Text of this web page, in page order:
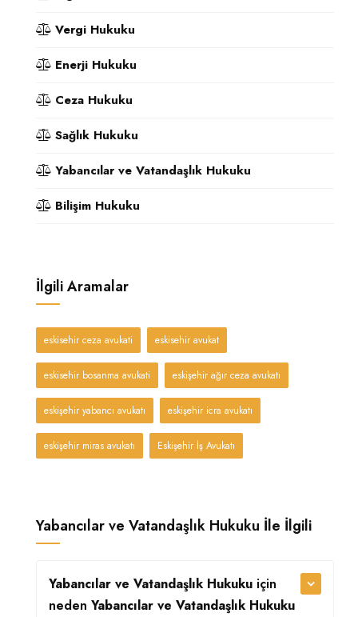
Vergi Hukuku
Enerji Hukuku
Ceza Hukuku
Sağlık Hukuku
Yabancılar ve Vatandaşlık Hukuku
Bilişim Hukuku
İlgili Aramalar
eskisehir ceza avukati eskisehir avukat
eskisehir bosanma avukati eskişehir ağır ceza avukatı
eskişehir yabancı avukatı eskişehir icra avukatı
eskişehir miras avukatı Eskişehir İş Avukatı
Yabancılar ve Vatandaşlık Hukuku İle İlgili
Yabancılar ve Vatandaşlık Hukuku için
neden Yabancılar ve Vatandaşlık Hukuku